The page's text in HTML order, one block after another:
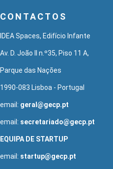
CONTACTOS
IDEA Spaces, Edifício Infante
Av. D. João II n.º35, Piso 11 A,
Parque das Nações
1990-083 Lisboa - Portugal
email: geral@gecp.pt
email: secretariado@gecp.pt
EQUIPA DE STARTUP
email: startup@gecp.pt